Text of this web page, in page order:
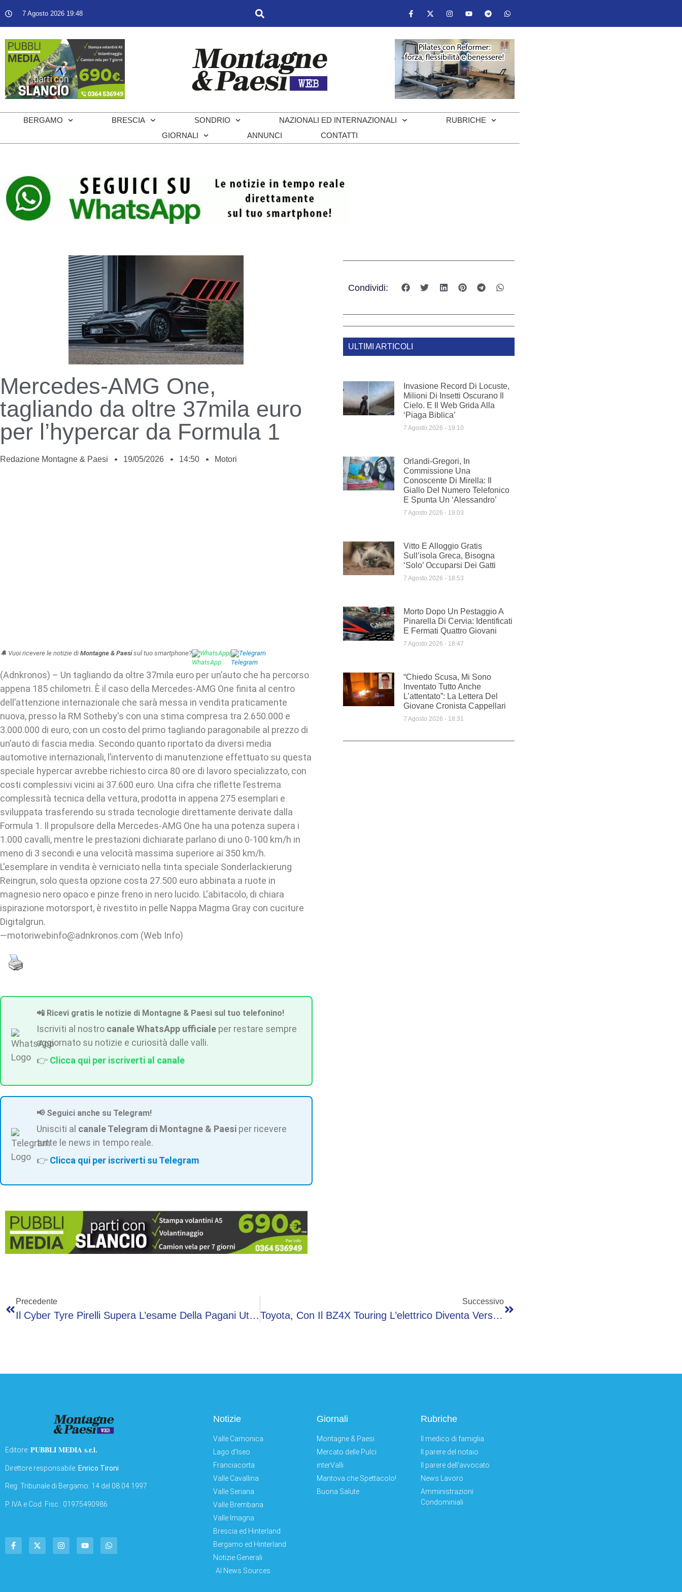
7 Agosto 2026 19:48
BERGAMO BRESCIA SONDRIO NAZIONALI ED INTERNAZIONALI
RUBRICHE
GIORNALI
ANNUNCI CONTATTI
Mercedes-AMG One,
tagliando da oltre 37mila euro
per l’hypercar da Formula 1
Redazione Montagne & Paesi 19/05/2026 14:50 Motori
🔔 Vuoi ricevere le notizie di Montagne & Paesisul tuo smartphone? WhatsApp| Telegram
(Adnkronos) – Un tagliando da oltre 37mila euro per un’auto che ha percorso
appena 185 chilometri. È il caso della Mercedes-AMG One finita al centro
dell’attenzione internazionale che sarà messa in vendita praticamente
nuova, presso la RM Sotheby's con una stima compresa tra 2.650.000 e
3.000.000 di euro, con un costo del primo tagliando paragonabile al prezzo di
un’auto di fascia media. Secondo quanto riportato da diversi media
automotive internazionali, l’intervento di manutenzione effettuato su questa
speciale hypercar avrebbe richiesto circa 80 ore di lavoro specializzato, con
costi complessivi vicini ai 37.600 euro. Una cifra che riflette l’estrema
complessità tecnica della vettura, prodotta in appena 275 esemplari e
sviluppata trasferendo su strada tecnologie direttamente derivate dalla
Formula 1. Il propulsore della Mercedes-AMG One ha una potenza supera i
1.000 cavalli, mentre le prestazioni dichiarate parlano di uno 0-100 km/h in
meno di 3 secondi e una velocità massima superiore ai 350 km/h.
L'esemplare in vendita è verniciato nella tinta speciale Sonderlackierung
Reingrun, solo questa opzione costa 27.500 euro abbinata a ruote in
magnesio nero opaco e pinze freno in nero lucido. L'abitacolo, di chiara
ispirazione motorsport, è rivestito in pelle Nappa Magma Gray con cuciture
Digitalgrun.
—motoriwebinfo@adnkronos.com (Web Info)
📲 Ricevi gratis le notizie di Montagne & Paesi sul tuo telefonino!
Iscriviti al nostro canale WhatsApp ufficiale per restare sempre
aggiornato su notizie e curiosità dalle valli.
👉 Clicca qui per iscriverti al canale
📢 Seguici anche su Telegram!
Unisciti al canale Telegram di Montagne & Paesi per ricevere
tutte le news in tempo reale.
👉 Clicca qui per iscriverti su Telegram
Condividi:
ULTIMI ARTICOLI
Invasione Record Di Locuste,
Milioni Di Insetti Oscurano Il
Cielo. E Il Web Grida Alla
‘piaga Biblica’
7 Agosto 2026 19:10
Orlandi-Gregori, In
Commissione Una
Conoscente Di Mirella: Il
Giallo Del Numero Telefonico
E Spunta Un ‘Alessandro’
7 Agosto 2026 19:03
Vitto E Alloggio Gratis
Sull’isola Greca, Bisogna
‘solo’ Occuparsi Dei Gatti
7 Agosto 2026 18:53
Morto Dopo Un Pestaggio A
Pinarella Di Cervia: Identificati
E Fermati Quattro Giovani
7 Agosto 2026 18:47
“Chiedo Scusa, Mi Sono
Inventato Tutto Anche
L’attentato”: La Lettera Del
Giovane Cronista Cappellari
7 Agosto 2026 18:31
Precedente
Il Cyber Tyre Pirelli Supera L’esame Della Pagani Utopia
Successivo
Toyota, Con Il BZ4X Touring L’elettrico Diventa Versatile E Avventuroso
Editore: PUBBLI MEDIA s.r.l.
Direttore responsabile: Enrico Tironi
Reg: Tribunale di Bergamo: 14 del 08.04.1997
P. IVA e Cod. Fisc.: 01975490986
Notizie
Valle Camonica
Lago d'Iseo
Franciacorta
Valle Cavallina
Valle Seriana
Valle Brembana
Valle Imagna
Brescia ed Hinterland
Bergamo ed Hinterland
Notizie Generali
AI News Sources
Giornali
Montagne & Paesi
Mercato delle Pulci
interValli
Mantova che Spettacolo!
Buona Salute
Rubriche
Il medico di famiglia
Il parere del notaio
Il parere dell'avvocato
News Lavoro
Amministrazioni
Condominiali